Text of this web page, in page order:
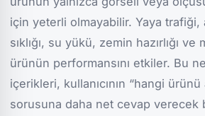
için yeterli olmayabilir. Yaya trafiği,
sıklığı, su yükü, zemin hazırlığı ve
ürünün performansını etkiler. Bu
içerikleri, kullanıcının “hangi ürünü
sorusuna daha net cevap verecek